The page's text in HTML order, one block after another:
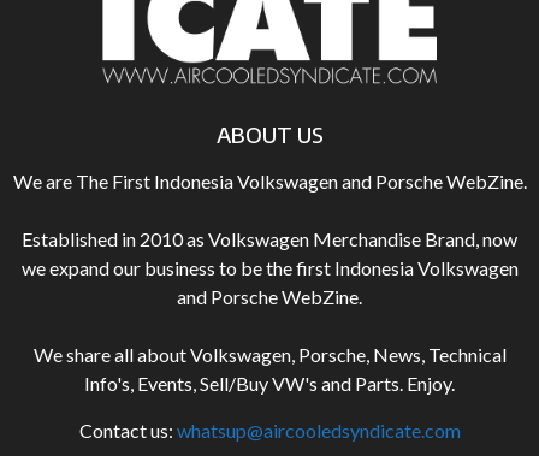
ABOUT US
We are The First Indonesia Volkswagen and Porsche WebZine.
Established in 2010 as Volkswagen Merchandise Brand, now
we expand our business to be the first Indonesia Volkswagen
and Porsche WebZine.
We share all about Volkswagen, Porsche, News, Technical
Info's, Events, Sell/Buy VW's and Parts. Enjoy.
Contact us: whatsup@aircooledsyndicate.com